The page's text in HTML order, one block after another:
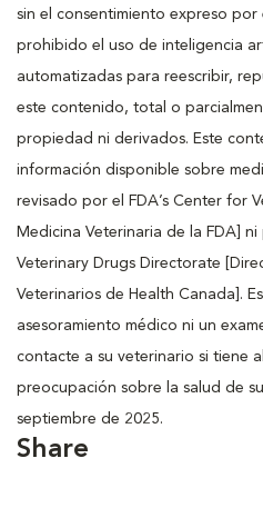
sin el consentimiento expreso por
prohibido el uso de inteligencia
automatizadas para reescribir,
este contenido, total o
propiedad ni derivados. Este
información disponible sobre
revisado por el FDA’s Center for
Medicina Veterinaria de la FDA] ni
Veterinary Drugs Directorate
Veterinarios de Health Canada].
asesoramiento médico ni un
contacte a su veterinario si tiene
preocupación sobre la salud de
septiembre de 2025.
Share